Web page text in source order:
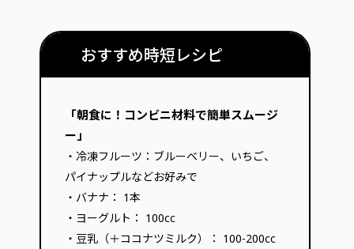
おすすめ時短レシピ
「朝食に！コンビニ材料で簡単スムージ
ー」
・冷凍フルーツ：ブルーベリー、いちご、
パイナップルなどお好みで
・バナナ： 1本
・ヨーグルト： 100cc
・豆乳（＋ココナツミルク）： 100-200cc